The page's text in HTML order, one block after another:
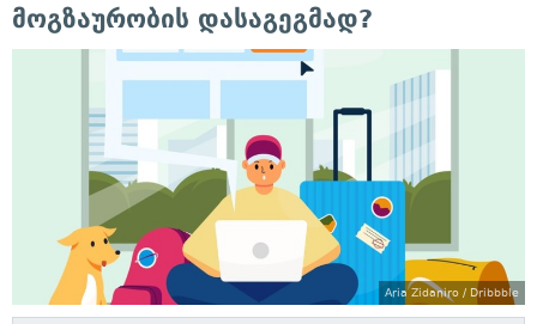
მოგზაურობის დასაგეგმად?
Aria Zidaniro / Dribbble